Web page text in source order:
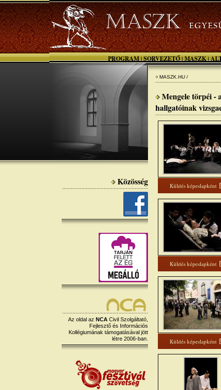
PROGRAM | SORVEZETŐ | MASZK |
Közösség
Az oldal az NCA Civil Szolgáltató,
Fejlesztő és Információs
Kollégiumának támogatásával jött
létre 2006-ban.
MASZK.HU /
Mengele törpéi -
hallgatóinak
Küldés képeslapként
Küldés képeslapként
Küldés képeslapként